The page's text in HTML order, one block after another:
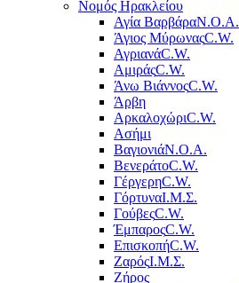
Νομός Ηρακλείου
Αγία ΒαρβάραΝ.Ο.Α.
Άγιος ΜύρωναςC.W.
ΑγριανάC.W.
ΑμιράςC.W.
Άνω ΒιάννοςC.W.
Άρβη
ΑρκαλοχώριC.W.
Ασήμι
ΒαγιονιάΝ.Ο.Α.
ΒενεράτοC.W.
ΓέργερηC.W.
ΓόρτυναΙ.Μ.Σ.
ΓούβεςC.W.
ΈμπαροςC.W.
ΕπισκοπήC.W.
ΖαρόςΙ.Μ.Σ.
Ζήρος